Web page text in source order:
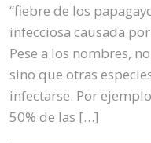
“fiebre de los
infecciosa causada
Pese a los nombres,
sino que otras
infectarse. Por
50% de las […]